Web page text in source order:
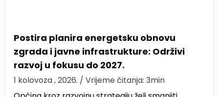
Postira planira energetsku obnovu
zgrada i javne infrastrukture: Održivi
razvoj u fokusu do 2027.
1 kolovoza , 2026. / Vrijeme čitanja: 3min